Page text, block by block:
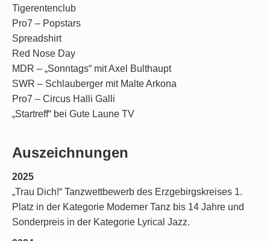
Tigerentenclub
Pro7 – Popstars
Spreadshirt
Red Nose Day
MDR – „Sonntags“ mit Axel Bulthaupt
SWR – Schlauberger mit Malte Arkona
Pro7 – Circus Halli Galli
„Startreff“ bei Gute Laune TV
Auszeichnungen
2025
„Trau Dich!“ Tanzwettbewerb des Erzgebirgskreises 1.
Platz in der Kategorie Moderner Tanz bis 14 Jahre und
Sonderpreis in der Kategorie Lyrical Jazz.